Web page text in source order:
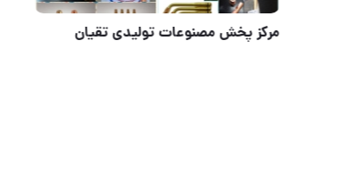
اسپری تست جوش بایکوتست